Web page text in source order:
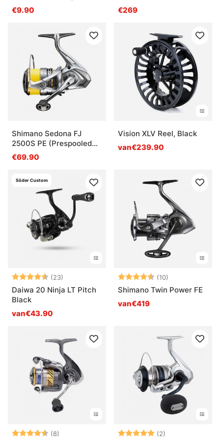
€9.90
€269
Shimano Sedona FJ
2500S PE (Prespooled
Braid)
€69.90
Vision XLV Reel, Black
van€239.90
Söder Custom
Beoordeling:
(23)
4.6 uit 5 sterren
Daiwa 20 Ninja LT Pitch
Black
van€43.90
Beoordeling:
(10)
Shimano Twin Power FE
van€419
Beoordeling:
(8) Beoordeling:
(2)